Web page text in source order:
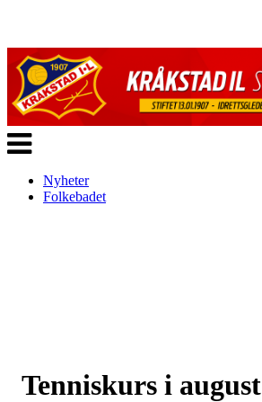
Veksle
navigasjon
Nyheter
Folkebadet
Tenniskurs i august